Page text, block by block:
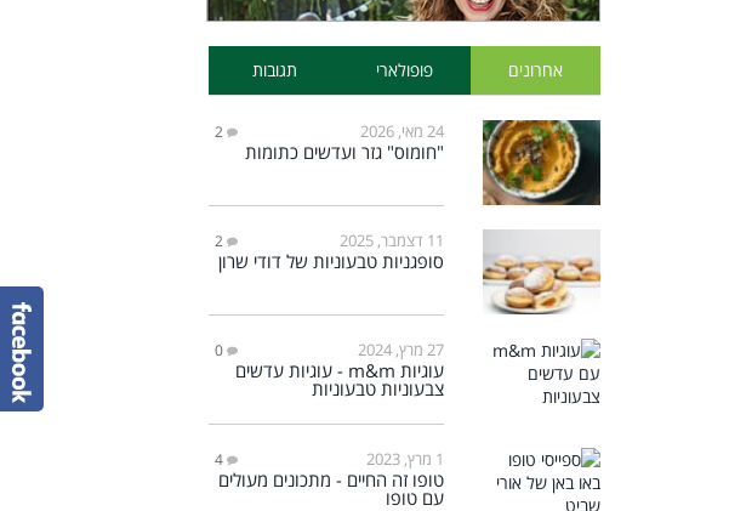
אחרונים פופולארי תגובות
24 מאי, 2026 2
"חומוס" גזר ועדשים כתומות
11 דצמבר, 2025 2
סופגניות טבעוניות של דודי שרון
27 מרץ, 2024 0
עוגיות m&m - עוגיות עדשים
צבעוניות טבעוניות
1 מרץ, 2023 4
טופו זה החיים - מתכונים מעולים
עם טופו